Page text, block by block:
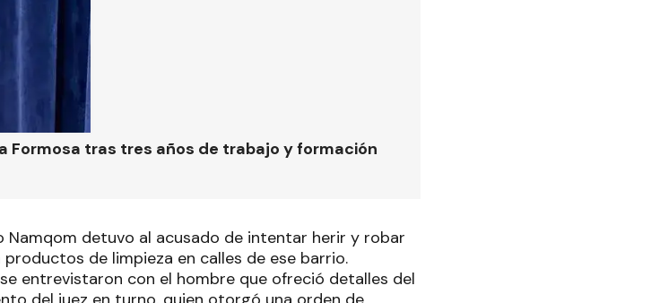
Formosa tras tres años de trabajo y formación
Namqom detuvo al acusado de intentar herir y robar
de limpieza en calles de ese barrio.
entrevistaron con el hombre que ofreció detalles del